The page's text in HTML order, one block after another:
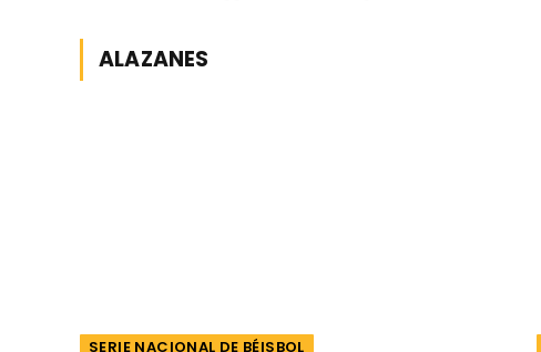
ALAZANES
SERIE NACIONAL DE BÉISBOL